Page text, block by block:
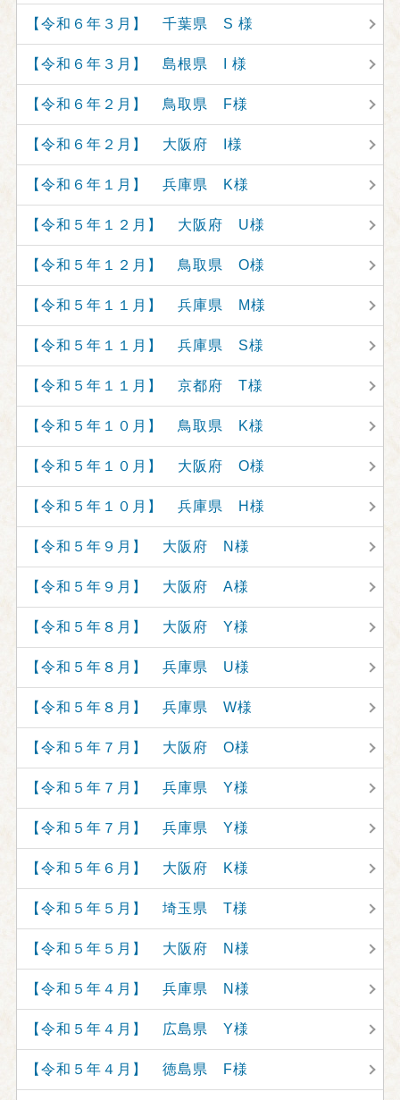
【令和６年３月】 千葉県 S 様
【令和６年３月】 島根県 I 様
【令和６年２月】 鳥取県 F様
【令和６年２月】 大阪府 I様
【令和６年１月】 兵庫県 K様
【令和５年１２月】 大阪府 U様
【令和５年１２月】 鳥取県 O様
【令和５年１１月】 兵庫県 M様
【令和５年１１月】 兵庫県 S様
【令和５年１１月】 京都府 T様
【令和５年１０月】 鳥取県 K様
【令和５年１０月】 大阪府 O様
【令和５年１０月】 兵庫県 H様
【令和５年９月】 大阪府 N様
【令和５年９月】 大阪府 A様
【令和５年８月】 大阪府 Y様
【令和５年８月】 兵庫県 U様
【令和５年８月】 兵庫県 W様
【令和５年７月】 大阪府 O様
【令和５年７月】 兵庫県 Y様
【令和５年７月】 兵庫県 Y様
【令和５年６月】 大阪府 K様
【令和５年５月】 埼玉県 T様
【令和５年５月】 大阪府 N様
【令和５年４月】 兵庫県 N様
【令和５年４月】 広島県 Y様
【令和５年４月】 徳島県 F様